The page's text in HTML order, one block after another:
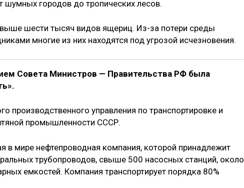
шумных городов до тропических лесов.
шести тысяч видов ящериц. Из-за потери среды
многие из них находятся под угрозой исчезновения.
Совета Министров — Правительства РФ была
производственного управления по транспортировке и
промышленности СССР.
в мире нефтепроводная компания, которой принадлежит
трубопроводов, свыше 500 насосных станций, около
емкостей. Компания транспортирует порядка 80%